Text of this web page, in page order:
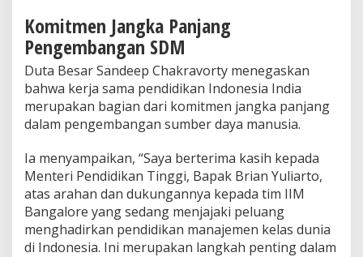
Komitmen Jangka Panjang
Pengembangan SDM
Duta Besar Sandeep Chakravorty menegaskan
bahwa kerja sama pendidikan Indonesia India
merupakan bagian dari komitmen jangka panjang
dalam pengembangan sumber daya manusia.
Ia menyampaikan, “Saya berterima kasih kepada
Menteri Pendidikan Tinggi, Bapak Brian Yuliarto,
atas arahan dan dukungannya kepada tim IIM
Bangalore yang sedang menjajaki peluang
menghadirkan pendidikan manajemen kelas dunia
di Indonesia. Ini merupakan langkah penting dalam